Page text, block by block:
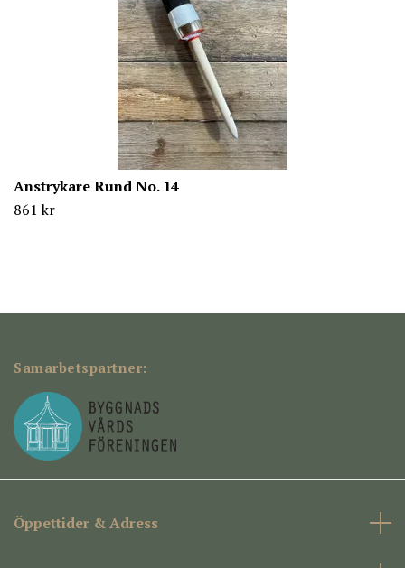
Anstrykare Rund No. 14
861 kr
Samarbetspartner:
Öppettider & Adress